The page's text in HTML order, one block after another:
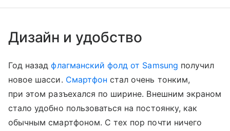
Дизайн и удобство
Год назадфлагманский фолд от Samsung получил
новое шасси. Смартфон стал очень тонким,
при этом разъехался по ширине. Внешним экраном
стало удобно пользоваться на постоянку, как
обычным смартфоном. С тех пор почти ничего